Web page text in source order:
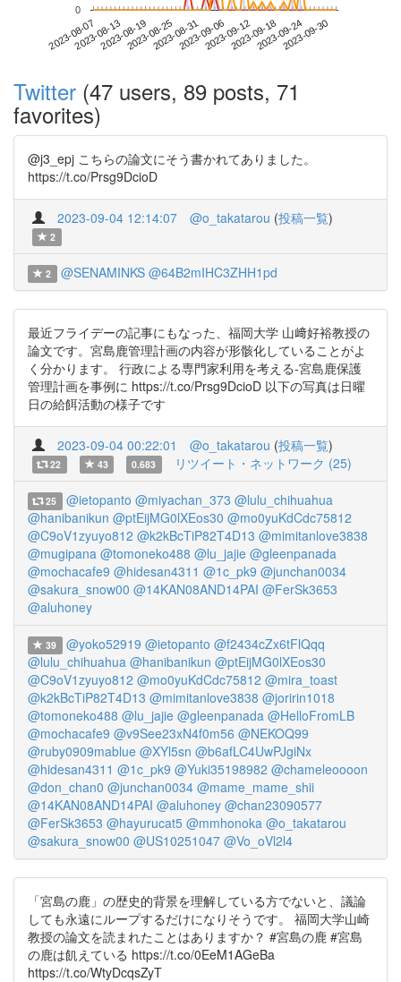
2023-08-072023-08-132023-08-192023-08-252023-08-312023-09-062023-09-122023-09-182023-09-242023-09-30
0
Twitter (47 users, 89 posts, 71
favorites)
@j3_epj こちらの論文にそう書かれてありました。
https://t.co/Prsg9DcioD
2023-09-04 12:14:07 @o_takatarou (投稿一覧)
2
2 @SENAMINKS @64B2mIHC3ZHH1pd
最近フライデーの記事にもなった、福岡大学 山﨑好裕教授の
論文です。宮島鹿管理計画の内容が形骸化していることがよ
く分かります。 行政による専門家利用を考える-宮島鹿保護
管理計画を事例に https://t.co/Prsg9DcioD 以下の写真は日曜
日の給餌活動の様子です
2023-09-04 00:22:01 @o_takatarou (投稿一覧)
22 43 0.683 リツイート・ネットワーク (25)
25 @ietopanto @miyachan_373 @lulu_chihuahua
@hanibanikun @ptEijMG0lXEos30 @mo0yuKdCdc75812
@C9oV1zyuyo812 @k2kBcTiP82T4D13 @mimitanlove3838
@mugipana @tomoneko488 @lu_jajie @gleenpanada
@mochacafe9 @hidesan4311 @1c_pk9 @junchan0034
@sakura_snow00 @14KAN08AND14PAI @FerSk3653
@aluhoney
39 @yoko52919 @ietopanto @f2434cZx6tFlQqq
@lulu_chihuahua @hanibanikun @ptEijMG0lXEos30
@C9oV1zyuyo812 @mo0yuKdCdc75812 @mira_toast
@k2kBcTiP82T4D13 @mimitanlove3838 @joririn1018
@tomoneko488 @lu_jajie @gleenpanada @HelloFromLB
@mochacafe9 @v9See23xN4f0m56 @NEKOQ99
@ruby0909mablue @XYl5sn @b6afLC4UwPJgiNx
@hidesan4311 @1c_pk9 @Yuki35198982 @chameleoooon
@don_chan0 @junchan0034 @mame_mame_shii
@14KAN08AND14PAI @aluhoney @chan23090577
@FerSk3653 @hayurucat5 @mmhonoka @o_takatarou
@sakura_snow00 @US10251047 @Vo_oVl2l4
「宮島の鹿」の歴史的背景を理解している方でないと、議論
しても永遠にループするだけになりそうです。 福岡大学山崎
教授の論文を読まれたことはありますか？ #宮島の鹿 #宮島
の鹿は飢えている https://t.co/0EeM1AGeBa
https://t.co/WtyDcqsZyT